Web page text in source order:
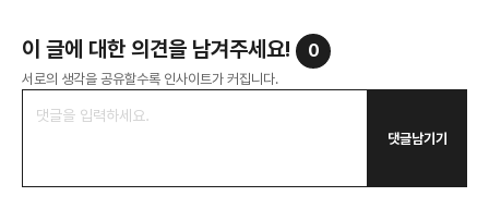
이 글에 대한 의견을 남겨주세요! 0
서로의 생각을 공유할수록 인사이트가 커집니다.
댓글남기기